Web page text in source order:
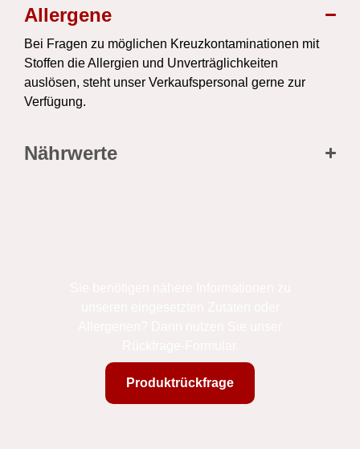
Allergene
Bei Fragen zu möglichen Kreuzkontaminationen mit
Stoffen die Allergien und Unverträglichkeiten
auslösen, steht unser Verkaufspersonal gerne zur
Verfügung.
Nährwerte
Produktrückfrage